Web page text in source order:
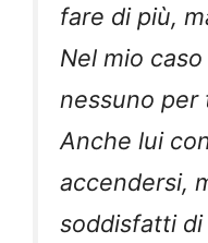
fare di più,
Nel mio
nessuno
Anche lui
accendersi,
soddisfatti di